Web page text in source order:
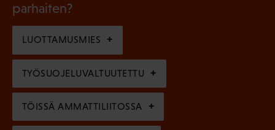
e
)
i
n
e
n
)
l
i
n
e
parhaiten?
LUOTTAMUSMIES
TYÖSUOJELUVALTUUTETTU
TÖISSÄ AMMATTILIITOSSA